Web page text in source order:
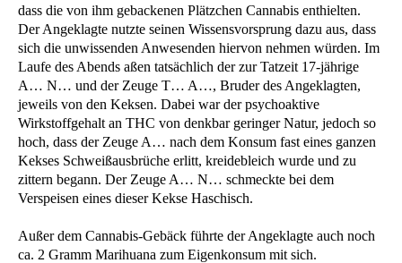
dass die von ihm gebackenen Plätzchen Cannabis enthielten.
Der Angeklagte nutzte seinen Wissensvorsprung dazu aus, dass
sich die unwissenden Anwesenden hiervon nehmen würden. Im
Laufe des Abends aßen tatsächlich der zur Tatzeit 17-jährige
A… N… und der Zeuge T… A…, Bruder des Angeklagten,
jeweils von den Keksen. Dabei war der psychoaktive
Wirkstoffgehalt an THC von denkbar geringer Natur, jedoch so
hoch, dass der Zeuge A… nach dem Konsum fast eines ganzen
Kekses Schweißausbrüche erlitt, kreidebleich wurde und zu
zittern begann. Der Zeuge A… N… schmeckte bei dem
Verspeisen eines dieser Kekse Haschisch.
Außer dem Cannabis-Gebäck führte der Angeklagte auch noch
ca. 2 Gramm Marihuana zum Eigenkonsum mit sich.